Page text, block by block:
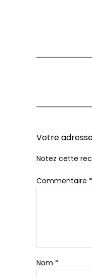
Votre
Notez cette
Commentaire *
Nom *